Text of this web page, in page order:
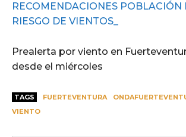
RECOMENDACIONES POBLACIÓN
RIESGO DE VIENTOS_
Prealerta por viento en
desde el miércoles
TAGS FUERTEVENTURA
VIENTO